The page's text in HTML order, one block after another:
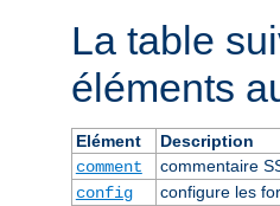
La table
éléments
Elément
Description
comment
commentaire
config
configure les